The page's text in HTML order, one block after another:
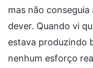
mas não
dever. Quando vi
estava produzindo
nenhum esforço